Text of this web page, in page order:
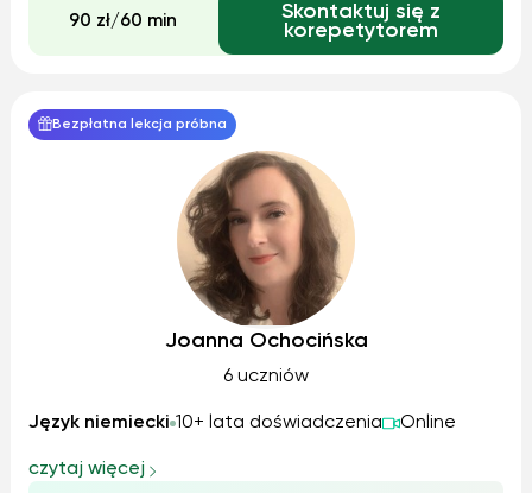
różnych organizmów, z czego wynika...
90 zł/60 min
Skontaktuj się z
korepetytorem
Bezpłatna lekcja próbna
Joanna Ochocińska
6 uczniów
Język niemiecki 10+ lata doświadczenia Online
czytaj więcej